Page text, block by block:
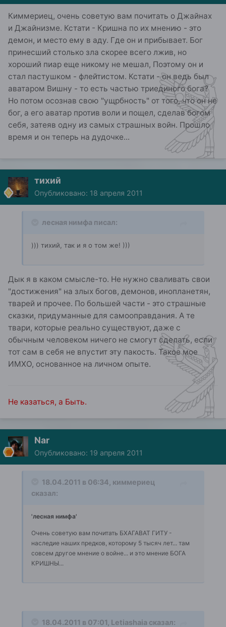
Киммериец, очень советую вам почитать о Джайнах
и Джайнизме. Кстати - Кришна по их мнению - это
демон, и место ему в аду. Где он и прибывает. Бог
принесший столько зла скорее всего лжив, но
хороший пиар еще никому не мешал, Поэтому он и
стал пастушком - флейтистом. Кстати - он ведь был
аватаром Вишну - то есть частью триединого бога?
Но потом осознав свою "ущрбность" от того, что он не
бог, а его аватар против воли и пощел, сделав богом
себя, затеяв одну из самых страшных войн. Прошло
время и он теперь на дудочке...
тихий
Опубликовано: 18 апреля 2011
лесная нимфа писал:
))) тихий, так и я о том же! )))
Дык я в каком смысле-то. Не нужно сваливать свои
"достижения" на злых богов, демонов, инопланетян,
тварей и прочее. По большей части - это страшные
сказки, придуманные для самооправдания. А те
твари, которые реально существуют, даже с
обычным человеком ничего не смогут сделать, если
тот сам в себя не впустит эту пакость. Такое мое
ИМХО, основанное на личном опыте.
Не казаться, а Быть.
Nar
Опубликовано: 19 апреля 2011
18.04.2011 в 06:34, киммериец
сказал:
'лесная нимфа'
Очень советую вам почитать БХАГАВАТ ГИТУ -
наследие наших предков, которому 5 тысяч лет... там
совсем другое мнение о войне... и это мнение БОГА
КРИШНЫ...
18.04.2011 в 07:01, Letiashaia сказал: